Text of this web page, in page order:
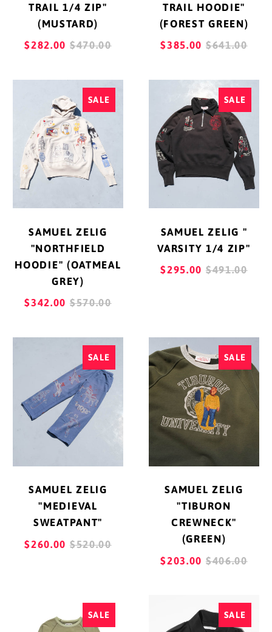
TRAIL 1/4 ZIP"
(MUSTARD)
$282.00 REGULAR
$470.00
TRAIL HOODIE"
(FOREST GREEN)
$385.00 REGULAR
$641.00
SALE
SAMUEL
ZELIG
"NORTHFIELD
HOODIE"
(OATMEAL
GREY)
SAMUEL ZELIG
"NORTHFIELD
HOODIE" (OATMEAL
GREY)
$342.00 REGULAR
$570.00
SALE
SAMUEL
ZELIG
"
VARSITY
1/4
SAMUEL ZELIG "
VARSITY 1/4 ZIP"
$295.00 REGULAR
$491.00
SALE
SAMUEL
ZELIG
"MEDIEVAL
SWEATPANT"
SAMUEL ZELIG
"MEDIEVAL
SWEATPANT"
$260.00 REGULAR
$520.00
SALE
SAMUEL
ZELIG
"TIBURON
CREWNECK"
(GREEN)
SAMUEL ZELIG
"TIBURON
CREWNECK"
(GREEN)
$203.00 REGULAR
$406.00
SALE
SAMUEL
ZELIG
SALE
ANSNAM
イタリア (EUR €)
イラク (JPY ¥)
インドネシア (IDR Rp)
ウォリス・フツナ (XPF
ウガンダ (UGX USh)
ウクライナ (UAH ₴)
ウズベキスタン (UZS
エクアドル (USD $)
エスワティニ (JPY ¥)
エチオピア (ETB Br)
エリトリア (JPY ¥)
エルサルバドル (USD
オマーン (JPY ¥)
(USD $)
$)